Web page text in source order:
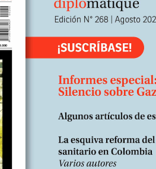
se conquista”
palabras de Albert Camus escritas en
1944, en la París ocupada por los
del periódico. “La libertad se
de ese mismo año en el momento